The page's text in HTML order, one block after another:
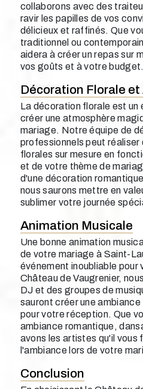
collaborons avec des
ravir les papilles de vos
délicieux et raffinés. Que
traditionnel ou
aidera à créer un repas sur
vos goûts et à votre budget.
Décoration Florale et
La décoration florale est un
créer une atmosphère
mariage. Notre équipe de
professionnels peut
florales sur mesure en
et de votre thème de
d'une décoration
nous saurons mettre en
sublimer votre journée
Animation Musicale
Une bonne animation
de votre mariage à Saint-
événement inoubliable pour
Château de Vaugrenier,
DJ et des groupes de
sauront créer une
pour votre réception. Que
ambiance romantique,
avons les artistes qu'il vous
l'ambiance lors de votre
Conclusion